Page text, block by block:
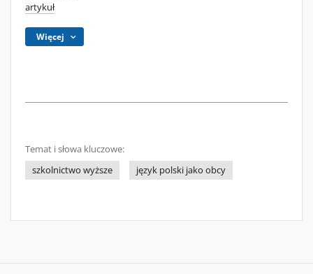
artykuł
Więcej
Temat i słowa kluczowe:
szkolnictwo wyższe
język polski jako obcy